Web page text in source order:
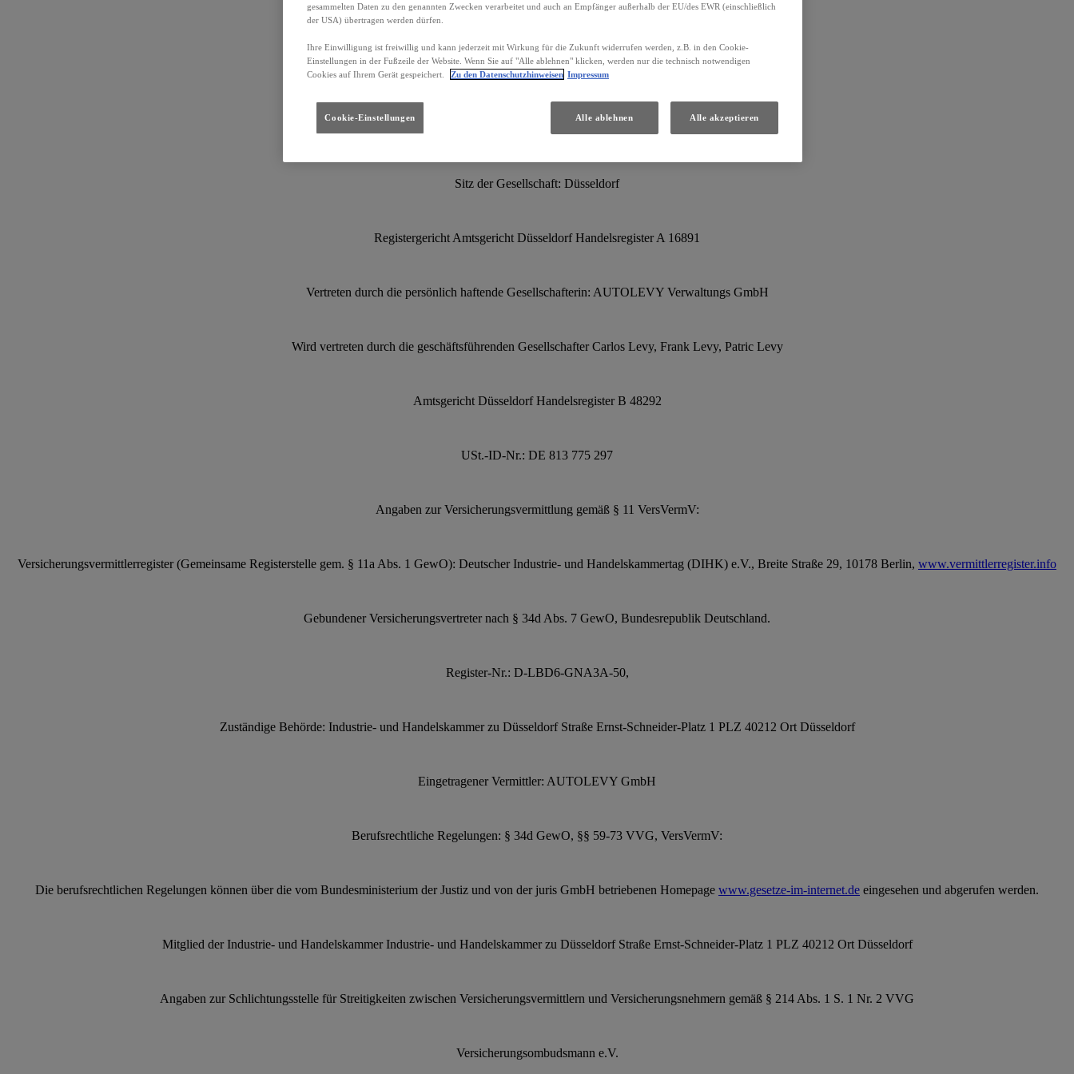
Automeile Höherweg
Höherweg 121-131
Sitz der Gesellschaft: Düsseldorf
Registergericht Amtsgericht Düsseldorf Handelsregister A 16891
Vertreten durch die persönlich haftende Gesellschafterin: AUTOLEVY Verwaltungs GmbH
Wird vertreten durch die geschäftsführenden Gesellschafter Carlos Levy, Frank Levy, Patric Levy
Amtsgericht Düsseldorf Handelsregister B 48292
USt.-ID-Nr.: DE 813 775 297
Angaben zur Versicherungsvermittlung gemäß § 11 VersVermV:
Versicherungsvermittlerregister (Gemeinsame Registerstelle gem. § 11a Abs. 1 GewO): Deutscher Industrie- und Handelskammertag (DIHK) e.V., Breite Straße 29, 10178 Berlin, www.vermittlerregister.info
Gebundener Versicherungsvertreter nach § 34d Abs. 7 GewO, Bundesrepublik Deutschland.
Register-Nr.: D-LBD6-GNA3A-50,
Zuständige Behörde: Industrie- und Handelskammer zu Düsseldorf Straße Ernst-Schneider-Platz 1 PLZ 40212 Ort Düsseldorf
Eingetragener Vermittler: AUTOLEVY GmbH
Berufsrechtliche Regelungen: § 34d GewO, §§ 59-73 VVG, VersVermV:
Die berufsrechtlichen Regelungen können über die vom Bundesministerium der Justiz und von der juris GmbH betriebenen Homepage www.gesetze-im-internet.de eingesehen und abgerufen werden.
Mitglied der Industrie- und Handelskammer Industrie- und Handelskammer zu Düsseldorf Straße Ernst-Schneider-Platz 1 PLZ 40212 Ort Düsseldorf
Angaben zur Schlichtungsstelle für Streitigkeiten zwischen Versicherungsvermittlern und Versicherungsnehmern gemäß § 214 Abs. 1 S. 1 Nr. 2 VVG
Versicherungsombudsmann e.V.
gesammelten Daten zu den genannten Zwecken verarbeitet und auch an Empfänger außerhalb der EU/des EWR (einschließlich
der USA) übertragen werden dürfen.
Ihre Einwilligung ist freiwillig und kann jederzeit mit Wirkung für die Zukunft widerrufen werden, z.B. in den Cookie-
Einstellungen in der Fußzeile der Website. Wenn Sie auf "Alle ablehnen" klicken, werden nur die technisch notwendigen
Cookies auf Ihrem Gerät gespeichert.
Zu den Datenschutzhinweisen Impressum
Cookie-Einstellungen Alle ablehnen Alle akzeptieren